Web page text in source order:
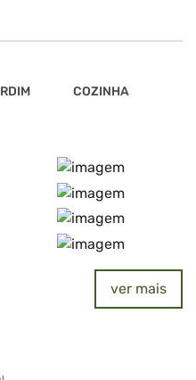
COZINHA
ver mais